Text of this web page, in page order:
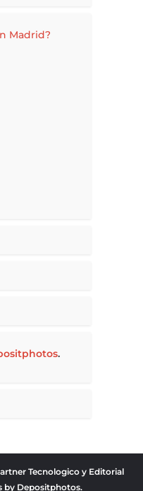
.
Tecnologico y Editorial
by Depositphotos.